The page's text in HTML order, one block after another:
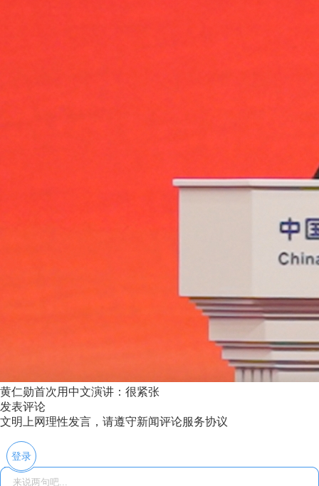
黄仁勋首次用中文演讲：很紧张
发表评论
文明上网理性发言，请遵守新闻评论服务协议
登录